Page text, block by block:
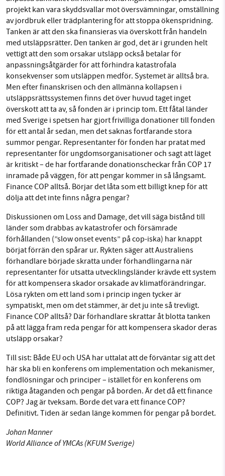
projekt kan vara skyddsvallar mot översvämningar, omställning
av jordbruk eller trädplantering för att stoppa ökenspridning.
Tanken är att den ska finansieras via överskott från handeln
med utsläppsrätter. Den tanken är god, det är i grunden helt
vettigt att den som orsakar utsläpp också betalar för
anpassningsåtgärder för att förhindra katastrofala
konsekvenser som utsläppen medför. Systemet är alltså bra.
Men efter finanskrisen och den allmänna kollapsen i
utsläppsrättssystemen finns det över huvud taget inget
överskott att ta av, så fonden är i princip tom. Ett fåtal länder
med Sverige i spetsen har gjort frivilliga donationer till fonden
för ett antal år sedan, men det saknas fortfarande stora
summor pengar. Representanter för fonden har pratat med
representanter för ungdomsorganisationer och sagt att läget
är kritiskt – de har fortfarande donationscheckar från COP 17
inramade på väggen, för att pengar kommer in så långsamt.
Finance COP alltså. Börjar det låta som ett billigt knep för att
dölja att det inte finns några pengar?
Diskussionen om Loss and Damage, det vill säga bistånd till
länder som drabbas av katastrofer och försämrade
förhållanden (”slow onset events” på cop-iska) har knappt
börjat förrän den spårar ur. Rykten säger att Australiens
förhandlare började skratta under förhandlingarna när
representanter för utsatta utvecklingsländer krävde ett system
för att kompensera skador orsakade av klimatförändringar.
Lösa rykten om ett land som i princip ingen tycker är
sympatiskt, men om det stämmer, är det ju inte så trevligt.
Finance COP alltså? Där förhandlare skrattar åt blotta tanken
på att lägga fram reda pengar för att kompensera skador deras
utsläpp orsakar?
Till sist: Både EU och USA har uttalat att de förväntar sig att det
här ska bli en konferens om implementation och mekanismer,
fondlösningar och principer – istället för en konferens om
riktiga åtaganden och pengar på borden. Är det då ett finance
COP? Jag är tveksam. Borde det vara ett finance COP?
Definitivt. Tiden är sedan länge kommen för pengar på bordet.
Johan Manner
World Alliance of YMCAs (KFUM Sverige)